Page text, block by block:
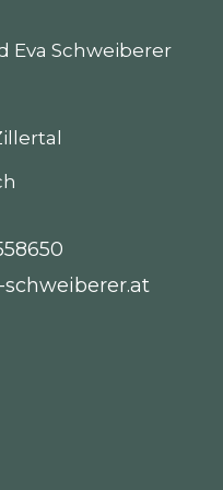
Eva Schweiberer